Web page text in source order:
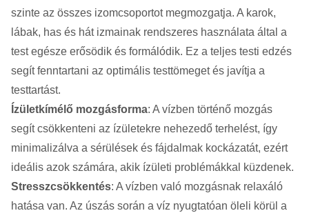
szinte az összes izomcsoportot megmozgatja. A karok,
lábak, has és hát izmainak rendszeres használata által a
test egésze erősödik és formálódik. Ez a teljes testi edzés
segít fenntartani az optimális testtömeget és javítja a
testtartást.
Ízületkímélő mozgásforma: A vízben történő mozgás
segít csökkenteni az ízületekre nehezedő terhelést, így
minimalizálva a sérülések és fájdalmak kockázatát, ezért
ideális azok számára, akik ízületi problémákkal küzdenek.
Stresszcsökkentés: A vízben való mozgásnak relaxáló
hatása van. Az úszás során a víz nyugtatóan öleli körül a